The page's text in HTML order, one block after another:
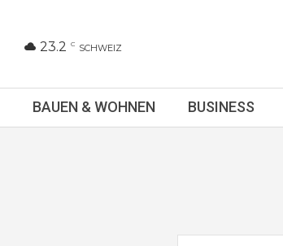
23.2 C SCHWEIZ
BAUEN & WOHNEN BUSINESS